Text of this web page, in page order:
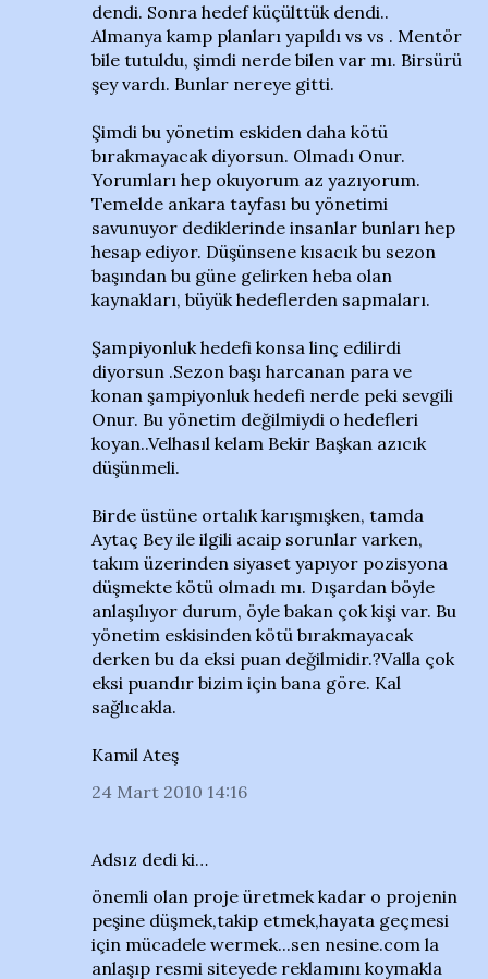
dendi. Sonra hedef küçülttük dendi..
Almanya kamp planları yapıldı vs vs . Mentör
bile tutuldu, şimdi nerde bilen var mı. Birsürü
şey vardı. Bunlar nereye gitti.
Şimdi bu yönetim eskiden daha kötü
bırakmayacak diyorsun. Olmadı Onur.
Yorumları hep okuyorum az yazıyorum.
Temelde ankara tayfası bu yönetimi
savunuyor dediklerinde insanlar bunları hep
hesap ediyor. Düşünsene kısacık bu sezon
başından bu güne gelirken heba olan
kaynakları, büyük hedeflerden sapmaları.
Şampiyonluk hedefi konsa linç edilirdi
diyorsun .Sezon başı harcanan para ve
konan şampiyonluk hedefi nerde peki sevgili
Onur. Bu yönetim değilmiydi o hedefleri
koyan..Velhasıl kelam Bekir Başkan azıcık
düşünmeli.
Birde üstüne ortalık karışmışken, tamda
Aytaç Bey ile ilgili acaip sorunlar varken,
takım üzerinden siyaset yapıyor pozisyona
düşmekte kötü olmadı mı. Dışardan böyle
anlaşılıyor durum, öyle bakan çok kişi var. Bu
yönetim eskisinden kötü bırakmayacak
derken bu da eksi puan değilmidir.?Valla çok
eksi puandır bizim için bana göre. Kal
sağlıcakla.
Kamil Ateş
24 Mart 2010 14:16
Adsız dedi ki…
önemli olan proje üretmek kadar o projenin
peşine düşmek,takip etmek,hayata geçmesi
için mücadele wermek...sen nesine.com la
anlaşıp resmi siteyede reklamını koymakla